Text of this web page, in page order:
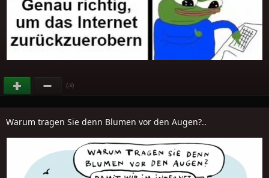
(-6)
Warum tragen Sie denn Blumen vor den Augen?..